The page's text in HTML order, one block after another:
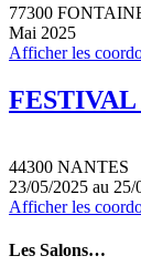
77300
Mai 2025
Afficher les
44300 NANTES
23/05/2025 au 25/
Afficher les
Les Salons…